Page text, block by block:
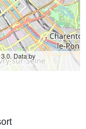
Data by